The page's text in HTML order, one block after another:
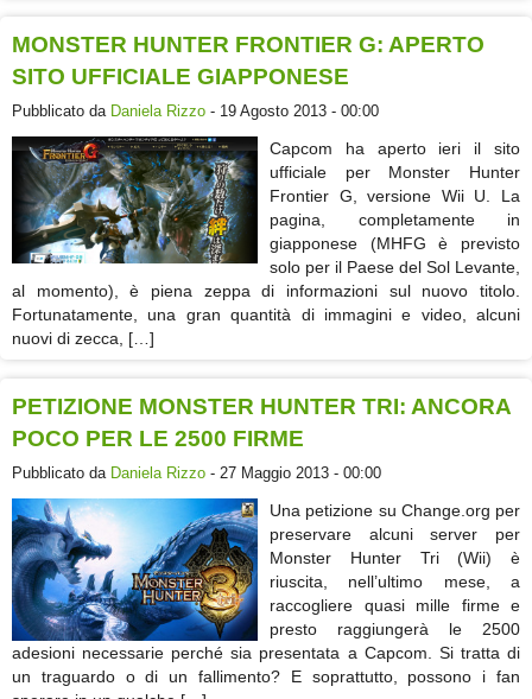
MONSTER HUNTER FRONTIER G: APERTO
SITO UFFICIALE GIAPPONESE
Pubblicato da Daniela Rizzo - 19 Agosto 2013 - 00:00
Capcom ha aperto ieri il sito
ufficiale per Monster Hunter
Frontier G, versione Wii U. La
pagina, completamente in
giapponese (MHFG è previsto
solo per il Paese del Sol Levante,
al momento), è piena zeppa di informazioni sul nuovo titolo.
Fortunatamente, una gran quantità di immagini e video, alcuni
nuovi di zecca, […]
PETIZIONE MONSTER HUNTER TRI: ANCORA
POCO PER LE 2500 FIRME
Pubblicato da Daniela Rizzo - 27 Maggio 2013 - 00:00
Una petizione su Change.org per
preservare alcuni server per
Monster Hunter Tri (Wii) è
riuscita, nell’ultimo mese, a
raccogliere quasi mille firme e
presto raggiungerà le 2500
adesioni necessarie perché sia presentata a Capcom. Si tratta di
un traguardo o di un fallimento? E soprattutto, possono i fan